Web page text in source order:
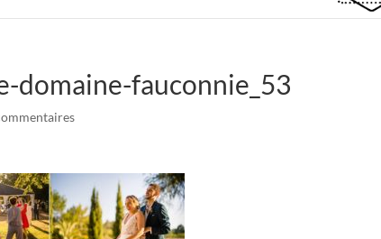
domaine-fauconnie_53